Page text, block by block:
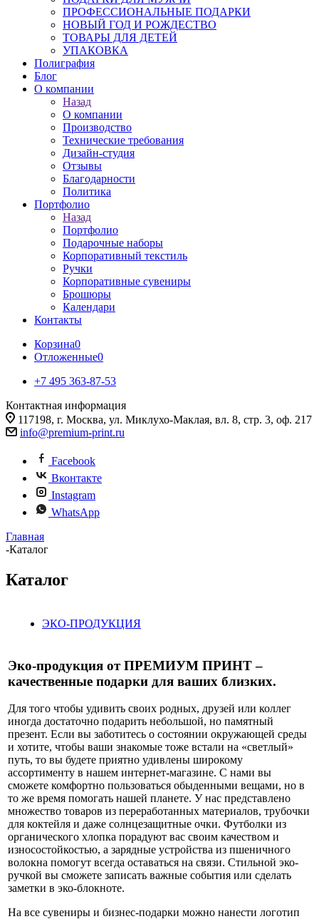
ПРОФЕССИОНАЛЬНЫЕ ПОДАРКИ
НОВЫЙ ГОД И РОЖДЕСТВО
ТОВАРЫ ДЛЯ ДЕТЕЙ
УПАКОВКА
Полиграфия
Блог
О компании
Назад
О компании
Производство
Технические требования
Дизайн-студия
Отзывы
Благодарности
Политика
Портфолио
Назад
Портфолио
Подарочные наборы
Корпоративный текстиль
Ручки
Корпоративные сувениры
Брошюры
Календари
Контакты
Корзина0
Отложенные0
+7 495 363-87-53
Контактная информация
117198, г. Москва, ул. Миклухо-Маклая, вл. 8, стр. 3, оф. 217
info@premium-print.ru
Facebook
Вконтакте
Instagram
WhatsApp
Главная
-Каталог
Каталог
ЭКО-ПРОДУКЦИЯ
Эко-продукция от ПРЕМИУМ ПРИНТ –
качественные подарки для ваших близких.
Для того чтобы удивить своих родных, друзей или коллег
иногда достаточно подарить небольшой, но памятный
презент. Если вы заботитесь о состоянии окружающей среды
и хотите, чтобы ваши знакомые тоже встали на «светлый»
путь, то вы будете приятно удивлены широкому
ассортименту в нашем интернет-магазине. С нами вы
сможете комфортно пользоваться обыденными вещами, но в
то же время помогать нашей планете. У нас представлено
множество товаров из переработанных материалов, трубочки
для коктейля и даже солнцезащитные очки. Футболки из
органического хлопка порадуют вас своим качеством и
износостойкостью, а зарядные устройства из пшеничного
волокна помогут всегда оставаться на связи. Стильной эко-
ручкой вы сможете записать важные события или сделать
заметки в эко-блокноте.
На все сувениры и бизнес-подарки можно нанести логотип